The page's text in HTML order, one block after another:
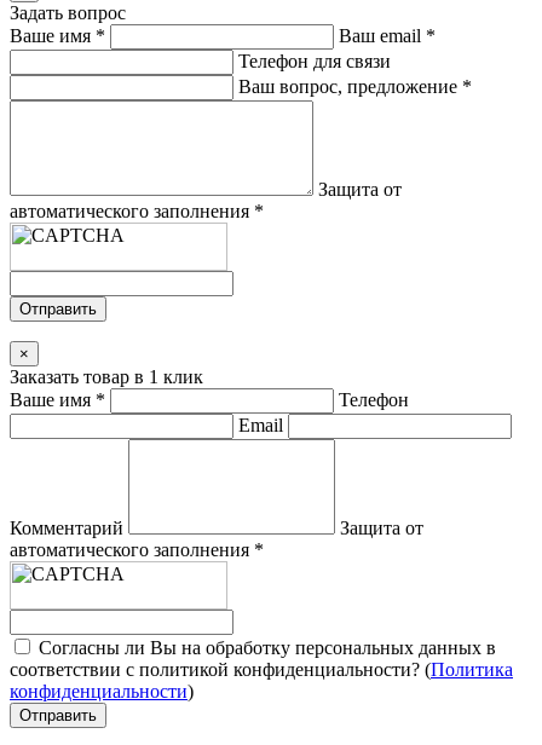
Задать вопрос
Ваше имя * Ваш email *
Телефон для связи
Ваш вопрос, предложение *
Защита от
автоматического заполнения *
Отправить
×
Заказать товар в 1 клик
Ваше имя *
Телефон
Email
Комментарий
Защита от
автоматического заполнения *
Согласны ли Вы на обработку персональных данных в
соответствии с политикой конфиденциальности? (Политика
конфиденциальности)
Отправить